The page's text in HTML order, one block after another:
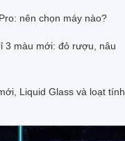
nên chọn máy nào?
3 màu mới: đỏ rượu, nâu
Liquid Glass và loạt tính